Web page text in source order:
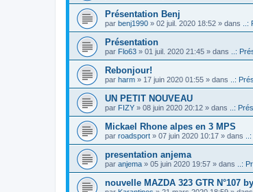
Présentation Benj
par benj1990 » 02 juil. 2020 18:52 » dans
Présentation
par Flo63 » 01 juil. 2020 21:45 » dans ..:
Rebonjour!
par harm » 17 juin 2020 01:55 » dans ..:
UN PETIT NOUVEAU
par FIZY » 08 juin 2020 20:12 » dans ..:
Mickael Rhone alpes en 3 MPS
par roadsport » 07 juin 2020 10:17 » dans
presentation anjema
par anjema » 05 juin 2020 19:57 » dans ..:
nouvelle MAZDA 323 GTR N°107